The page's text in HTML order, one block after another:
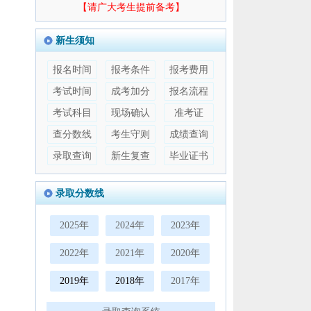
【请广大考生提前备考】
新生须知
报名时间 报考条件 报考费用
考试时间 成考加分 报名流程
考试科目 现场确认 准考证
查分数线 考生守则 成绩查询
录取查询 新生复查 毕业证书
录取分数线
2025年 2024年 2023年
2022年 2021年 2020年
2019年 2018年 2017年